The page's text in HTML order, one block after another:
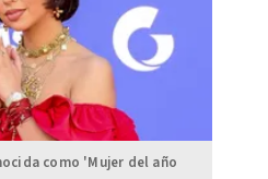
como 'Mujer del año